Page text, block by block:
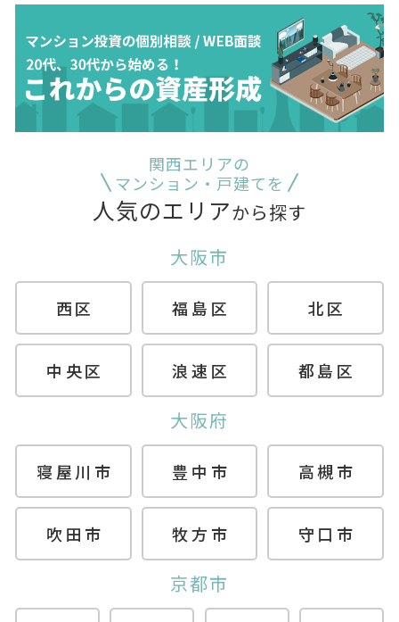
関西エリアの
マンション・戸建てを
人気のエリアから探す
大阪市
西区 福島区 北区
中央区 浪速区 都島区
大阪府
寝屋川市 豊中市 高槻市
吹田市 牧方市 守口市
京都市